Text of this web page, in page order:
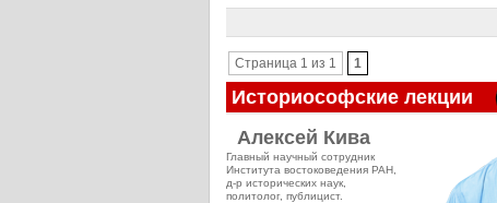
Страница 1 из 1 1
Историософские лекции
Алексей Кива
Главный научный сотрудник
Института востоковедения РАН,
д-р исторических наук,
политолог, публицист.